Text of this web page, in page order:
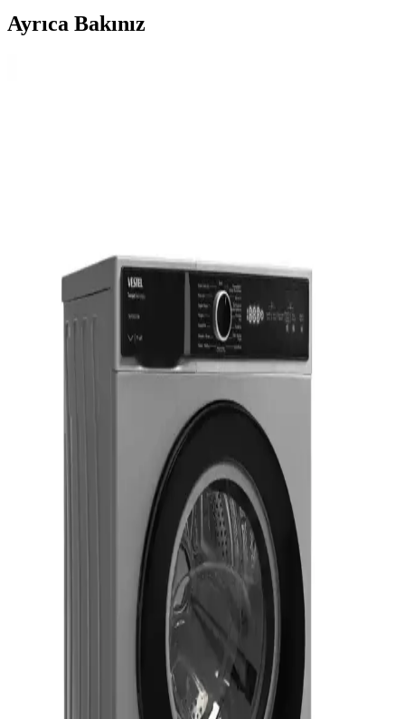
Ayrıca Bakınız
Yeni evde beyaz eşyaların teslimatı sırasında sigorta, hasar ve garanti
koşulları önemli rol oynar. Garajda erken teslimat risk taşırken,
kapanış sonrası teslimat daha güvenli ve sorunsuzdur.
Yeni Ev Alımında Beyaz Eşya ve Ev Aletleri Seçimi:
Dayanıklılık, Markalar ve Tavsiyeler
Yeni eve taşınırken beyaz eşya ve ev aletleri seçimi kullanım
kolaylığı, dayanıklılık ve bütçe açısından önemlidir. Markalar,
modeller ve tavsiyelerle doğru seçim rehberi sunulmaktadır.
Uzun Süre İklim Kontrollü Depoda Beklemiş Beyaz
Eşya Kullanımı ve Dikkat Edilmesi Gerekenler
İklim kontrollü depoda uzun süre bekleyen beyaz eşyalar genellikle
kullanılabilir. Kauçuk parçalar, elektrik tesisatı ve temizlik gibi
faktörler kontrol edilmeli, garanti süresi göz önünde
Kenmore Markasının Tarihi, Üretim Süreçleri ve
Günümüzdeki Durumu Üzerine İnceleme
Kenmore markası, geçmişte dayanıklı beyaz eşyalar sunarken
günümüzde üretim ve servis desteğinde belirsizlikler yaşamaktadır.
Üretici değişiklikleri ve kalite sorunları tüketici tercihlerinde etkili